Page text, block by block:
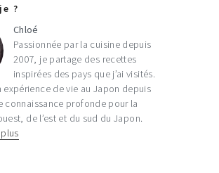
?
Chloé
Passionnée par la cuisine depuis
2007, je partage des recettes
inspirées des pays que j’ai visités.
expérience de vie au Japon depuis
connaissance profonde pour la
de l’est et du sud du Japon.